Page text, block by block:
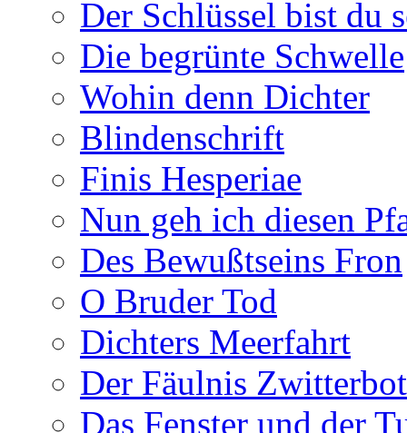
Der Schlüssel bist du
Die begrünte Schwelle
Wohin denn Dichter
Blindenschrift
Finis Hesperiae
Nun geh ich diesen
Des Bewußtseins Fron
O Bruder Tod
Dichters Meerfahrt
Der Fäulnis
Das Fenster und der